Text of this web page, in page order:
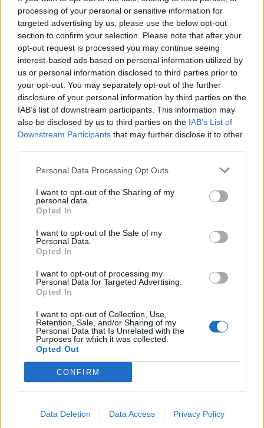
processing of your personal or sensitive information for
targeted advertising by us, please use the below opt-out
section to confirm your selection. Please note that after your
opt-out request is processed you may continue seeing
interest-based ads based on personal information utilized by
us or personal information disclosed to third parties prior to
your opt-out. You may separately opt-out of the further
disclosure of your personal information by third parties on the
IAB’s list of downstream participants. This information may
also be disclosed by us to third parties on the IAB’s List of
Downstream Participants that may further disclose it to other
Personal Data Processing Opt Outs
I want to opt-out of the Sharing of my
personal data.
Opted In
I want to opt-out of the Sale of my
Personal Data.
Opted In
I want to opt-out of processing my
Personal Data for Targeted Advertising.
Opted In
I want to opt-out of Collection, Use,
Retention, Sale, and/or Sharing of my
Personal Data that Is Unrelated with the
Purposes for which it was collected.
Opted Out
CONFIRM
Data Deletion Data Access Privacy Policy
Komentarai
Rašyti komentarą
Jūsų vardas
Sutinku su taisyklėmis
This site is protected by
Privacy Policy
Serviceapply.